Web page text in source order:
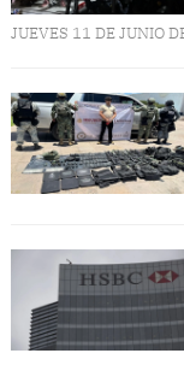
JUEVES 11 DE JUNIO